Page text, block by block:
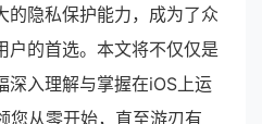
的隐私保护能力，成为了众
户的首选。本文将不仅仅是
深入理解与掌握在iOS上运
您从零开始，直至游刃有